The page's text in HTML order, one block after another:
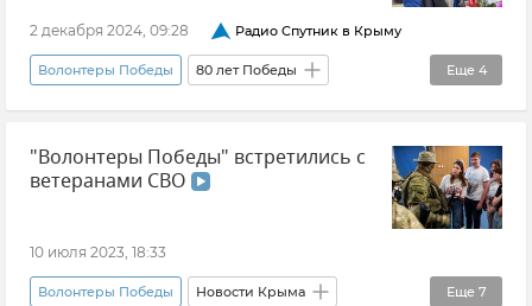
2 декабря 2024, 09:28 Радио Спутник в Крыму
Еще 4
Волонтеры Победы 80 лет Победы
Волонтеры Крыма Новости Крыма
Крым
"Волонтеры Победы" встретились с
ветеранами СВО
10 июля 2023, 18:33
Еще 7
Волонтеры Победы Новости Крыма